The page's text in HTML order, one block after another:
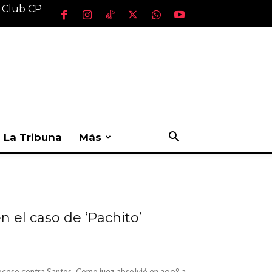
CP
La Tribuna Más
caso de ‘Pachito’